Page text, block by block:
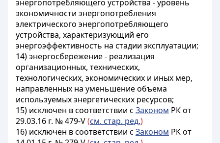
энергопотребляющего устройства - уровень
экономичности энергопотребления
электрического энергопотребляющего
устройства, характеризующий его
энергоэффективность на стадии эксплуатации;
14) энергосбережение - реализация
организационных, технических,
технологических, экономических и иных мер,
направленных на уменьшение объема
используемых энергетических ресурсов;
15) исключен всоответствии с Законом РК от
29.03.16 г. № 479-V(см. стар. ред.)
16) исключен в соответствии с Законом РК от